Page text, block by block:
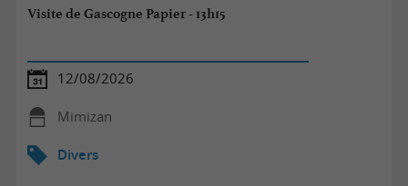
Visite de Gascogne Papier - 13h15
12/08/2026
Mimizan
Divers